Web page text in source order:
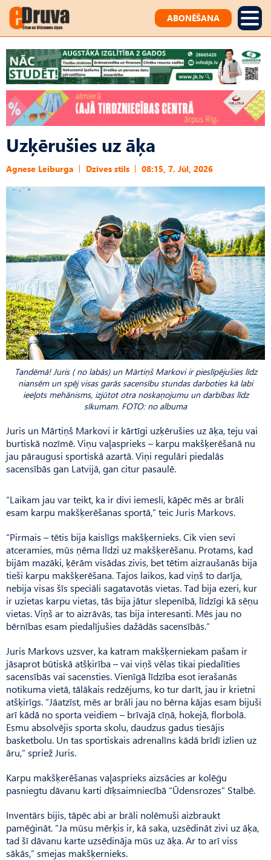
ABONĒŠANA
Uzķērušies uz āķa
Agnese Leiburga Dzīves stils 08:15, 7. Jūl, 2026
Tandēmā! Juris ( no labās) un Mārtiņš Markovi ir pieslīpējušies līdz
niansēm un spēj visas garās sacensību stundas darboties kā labi
ieeļots mehānisms, izjūtot otra noskaņojumu un darbības līdz
sīkumam. FOTO: no albuma
Juris un Mārtiņš Markovi ir kārtīgi uzķērušies uz āķa, teju vai
burtiskā nozīmē. Viņu vaļasprieks – karpu makšķerēšanā nu
jau pāraugusi sportiskā azartā. Viņi regulāri piedalās
sacensībās gan Latvijā, gan citur pasaulē.
“Laikam jau var teikt, ka ir divi iemesli, kāpēc mēs ar brāli
esam karpu makšķerēšanas sportā,” teic Juris Markovs.
“Pirmais – tētis bija kaislīgs makšķernieks. Cik vien sevi
atceramies, mūs ņēma līdzi uz makšķerēšanu. Protams, kad
bijām mazāki, ķērām visādas zivis, bet tētim aizraušanās bija
tieši karpu makšķerēšana. Tajos laikos, kad viņš to darīja,
nebija visas šīs speciāli sagatavotās vietas. Tad bija ezeri, kur
ir uzietas karpu vietas, tās bija jātur slepenībā, līdzīgi kā sēņu
vietas. Viņš ar to aizrāvās, tas bija interesanti. Mēs jau no
bērnības esam piedalījušies dažādās sacensībās.”
Juris Markovs uzsver, ka katram makšķerniekam pašam ir
jāsaprot būtiskā atšķirība – vai viņš vēlas tikai piedalīties
sacensībās vai sacensties. Vienīgā līdzība esot ierašanās
notikuma vietā, tālākais redzējums, ko tur darīt, jau ir krietni
atšķirīgs. “Jāatzīst, mēs ar brāli jau no bērna kājas esam bijuši
arī kādā no sporta veidiem – brīvajā cīņā, hokejā, florbolā.
Esmu absolvējis sporta skolu, daudzus gadus tiesājis
basketbolu. Un tas sportiskais adrenalīns kādā brīdī izlien uz
āru,” spriež Juris.
Karpu makšķerēšanas vaļasprieks aizsācies ar kolēģu
pasniegtu dāvanu karti dīķsaimniecībā “Ūdensrozes” Stalbē.
Inventārs bijis, tāpēc abi ar brāli nolēmuši aizbraukt
pamēģināt. “Ja mūsu mērķis ir, kā saka, uzsēdināt zivi uz āķa,
tad šī dāvanu karte uzsēdināja mūs uz āķa. Ar to arī viss
sākās,” smejas makšķernieks.